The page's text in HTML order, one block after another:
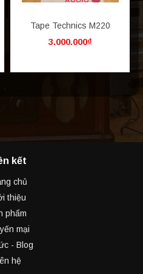
Tape Technics M220
3.000.000₫
kết
chủ
thiệu
phẩm
mại
- Blog
hệ